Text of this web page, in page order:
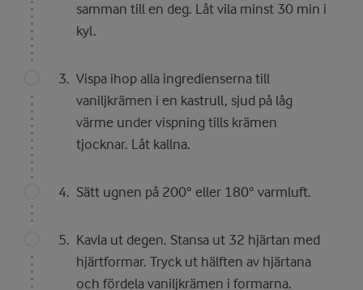
samman till en deg. Låt vila minst 30 min i
kyl.
Vispa ihop alla ingredienserna till
vaniljkrämen i en kastrull, sjud på låg
värme under vispning tills krämen
tjocknar. Låt kallna.
Sätt ugnen på 200° eller 180° varmluft.
Kavla ut degen. Stansa ut 32 hjärtan med
hjärtformar. Tryck ut hälften av hjärtana
och fördela vaniljkrämen i formarna.